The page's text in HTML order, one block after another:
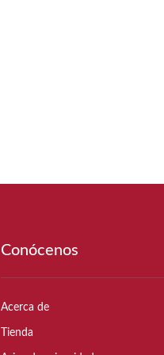
Conócenos
Acerca de
Tienda